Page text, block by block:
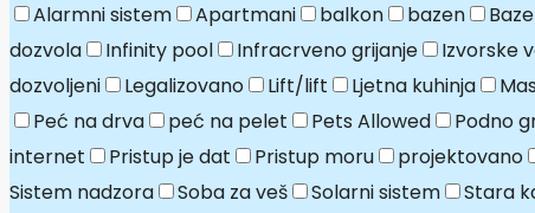
Alarmni sistem
Apartmani balkon bazen
dozvola
Infinity pool Infracrveno grijanje Izvorske
dozvoljeni
Legalizovano Lift/lift Ljetna kuhinja
Peć na drva
peć na pelet Pets Allowed Podno
internet
Pristup je dat Pristup moru projektovano
Sistem nadzora
Soba za veš Solarni sistem Stara